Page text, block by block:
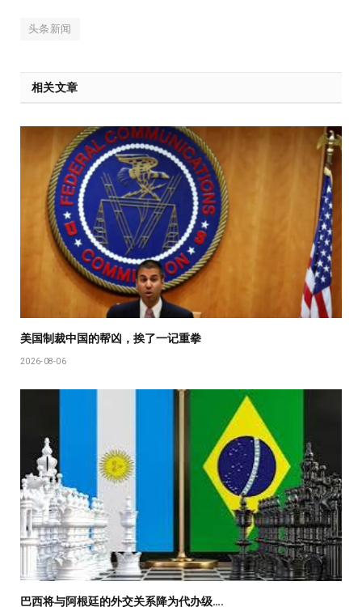
头条新闻
相关文章
美国制裁中国的帮凶，挨了一记重拳
2026-08-06
巴西将与阿根廷的外交关系降为代办级….